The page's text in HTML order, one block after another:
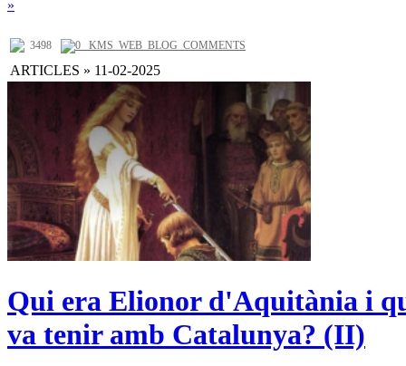
»
3498 0 _KMS_WEB_BLOG_COMMENTS
ARTICLES » 11-02-2025
Qui era Elionor d'Aquitània i
va tenir amb Catalunya? (II)